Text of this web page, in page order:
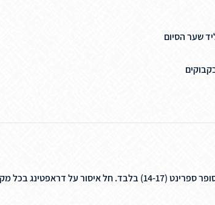
שער הסיום
בכל מקצי קבוצות הגיל.